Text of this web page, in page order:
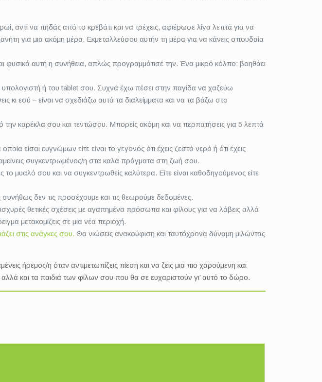
αντί να πηδάς από το κρεβάτι και να τρέχεις, αφιέρωσε λίγα λεπτά για να
για μια ακόμη μέρα. Εκμεταλλεύσου αυτήν τη μέρα για να κάνεις σπουδαία
αυτή η συνήθεια, απλώς προγραμμάτισέ την. Ένα μικρό κόλπο: βοηθάει
υπολογιστή ή του tablet σου. Συχνά έχω πέσει στην παγίδα να χαζεύω
κι εσύ – είναι να σχεδιάζω αυτά τα διαλείμματα και να τα βάζω στο
καρέκλα σου και τεντώσου. Μπορείς ακόμη και να περπατήσεις για 5 λεπτά
είσαι ευγνώμων είτε είναι το γεγονός ότι έχεις ζεστό νερό ή ότι έχεις
συγκεντρωμένος/η στα καλά πράγματα στη ζωή σου.
μυαλό σου και να συγκεντρωθείς καλύτερα. Είτε είναι καθοδηγούμενος είτε
συνήθως δεν τις προσέχουμε και τις θεωρούμε δεδομένες.
θετικές σχέσεις με αγαπημένα πρόσωπα και φίλους για να λάβεις αλλά
μετακομίζεις σε μια νέα περιοχή.
στις ανάγκες σου. Θα νιώσεις ανακούφιση και ταυτόχρονα δύναμη μιλώντας
ήρεμος/η όταν αντιμετωπίζεις πίεση και να ζεις μια πιο χαρούμενη και
αλλά και τα παιδιά των φίλων σου που θα σε ευχαριστούν γι’ αυτό το δώρο.